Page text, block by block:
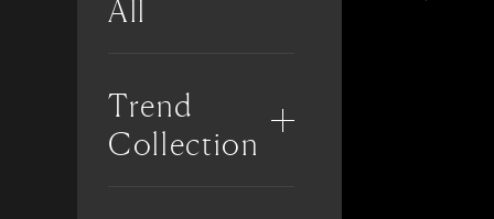
All
Trend
Collection